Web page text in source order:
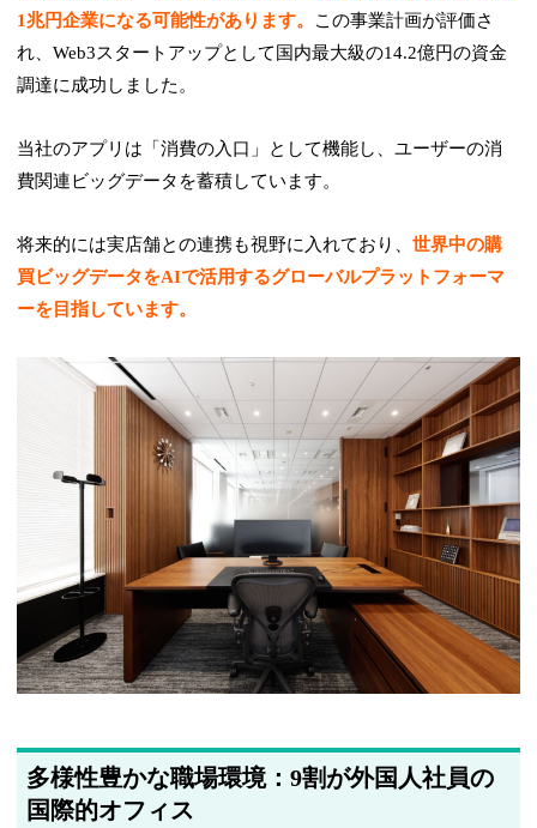
1兆円企業になる可能性があります。
この事業計画が評価さ
れ、Web3スタートアップとして国内最大級の14.2億円の資金
調達に成功しました。
当社のアプリは「消費の入口」として機能し、ユーザーの消
費関連ビッグデータを蓄積しています。
将来的には実店舗との連携も視野に入れており、世界中の購
買ビッグデータをAIで活用するグローバルプラットフォーマ
ーを目指しています。
多様性豊かな職場環境：9割が外国人社員の
国際的オフィス